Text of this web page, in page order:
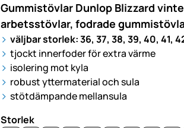
Gummistövlar Dunlop Blizzard
arbetsstövlar, fodrade
väljbar storlek: 36, 37, 38, 39, 40, 41,
tjockt innerfoder för extra värme
isolering mot kyla
robust yttermaterial och sula
stötdämpande mellansula
Storlek